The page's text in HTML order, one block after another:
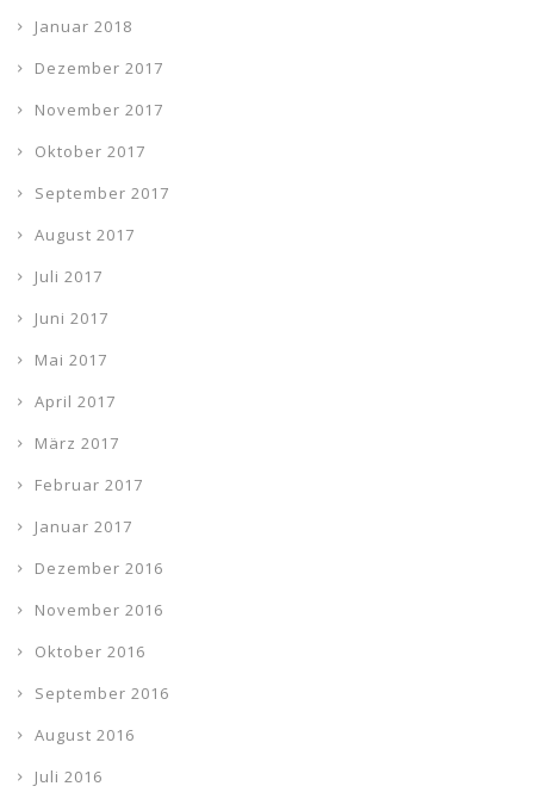
Januar 2018
Dezember 2017
November 2017
Oktober 2017
September 2017
August 2017
Juli 2017
Juni 2017
Mai 2017
April 2017
März 2017
Februar 2017
Januar 2017
Dezember 2016
November 2016
Oktober 2016
September 2016
August 2016
Juli 2016